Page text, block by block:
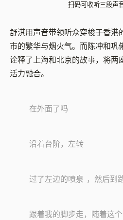
扫码可收听三段声
舒淇用声音带领听众穿梭于香港
市的繁华与烟火气。而陈冲和巩
诠释了上海和北京的故事，将两
活力融合。
在外面了吗
沿着台阶，左转
过了左边的喷泉 ，然后到
跟着我的脚步走，随着这